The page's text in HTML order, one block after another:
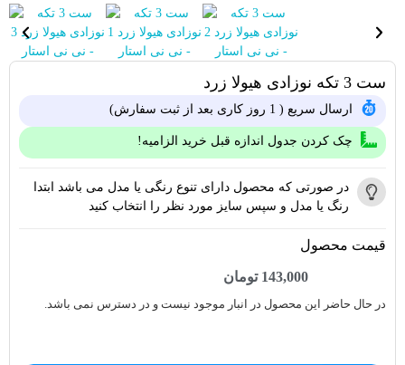
ست 3 تکه نوزادی هیولا زرد
ارسال سریع ( 1 روز کاری بعد از ثبت سفارش)
چک کردن جدول اندازه قبل خرید الزامیه!
در صورتی که محصول دارای تنوع رنگی یا مدل می باشد ابتدا
رنگ یا مدل و سپس سایز مورد نظر را انتخاب کنید
قیمت محصول
143,000 تومان
در حال حاضر این محصول در انبار موجود نیست و در دسترس نمی باشد.